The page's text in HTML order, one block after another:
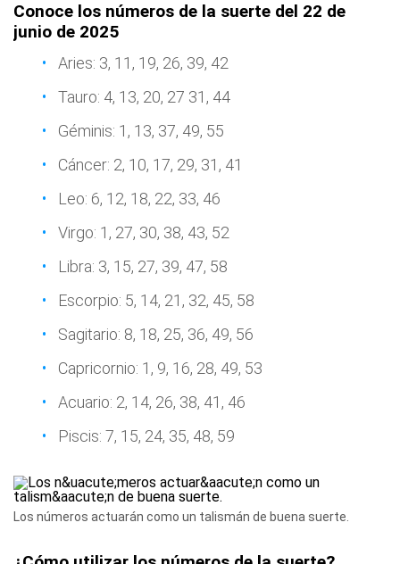
Conoce los números de la suerte del 22 de
junio de 2025
Aries: 3, 11, 19, 26, 39, 42
Tauro: 4, 13, 20, 27 31, 44
Géminis: 1, 13, 37, 49, 55
Cáncer: 2, 10, 17, 29, 31, 41
Leo: 6, 12, 18, 22, 33, 46
Virgo: 1, 27, 30, 38, 43, 52
Libra: 3, 15, 27, 39, 47, 58
Escorpio: 5, 14, 21, 32, 45, 58
Sagitario: 8, 18, 25, 36, 49, 56
Capricornio: 1, 9, 16, 28, 49, 53
Acuario: 2, 14, 26, 38, 41, 46
Piscis: 7, 15, 24, 35, 48, 59
Los números actuarán como un talismán de buena suerte.